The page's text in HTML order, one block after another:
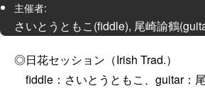
主催者:
さいとうともこ(fiddle), 尾崎諭鶴
◎日花セッション（Irish Trad.）
fiddle：さいとうともこ、guitar：